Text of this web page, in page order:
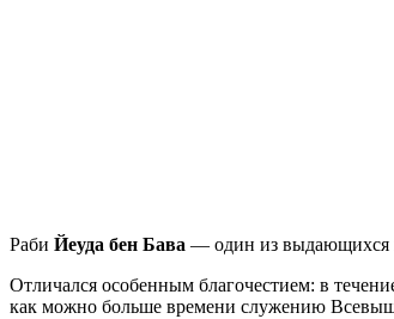
Раби Йеуда бен Бава — один из выдающихся
Отличался особенным благочестием: в
как можно больше времени служению